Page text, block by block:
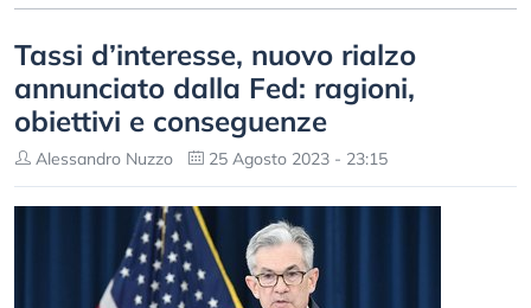
Tassi d’interesse, nuovo rialzo
annunciato dalla Fed: ragioni,
obiettivi e conseguenze
Alessandro Nuzzo 25 Agosto 2023 - 23:15